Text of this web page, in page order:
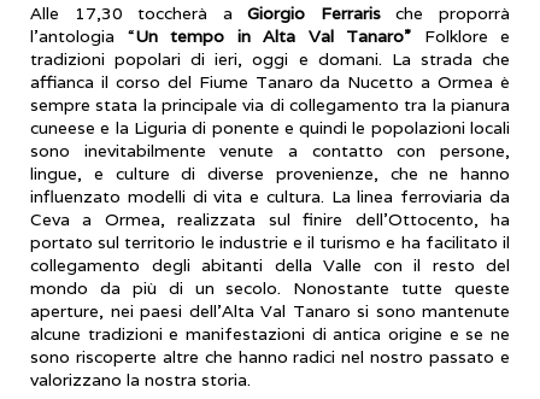
Alle 17,30 toccherà aGiorgio Ferrarische proporrà
l’antologia “Un tempo in Alta Val Tanaro” Folklore e
tradizioni popolari di ieri, oggi e domani. La strada che
affianca il corso del Fiume Tanaro da Nucetto a Ormea è
sempre stata la principale via di collegamento tra la pianura
cuneese e la Liguria di ponente e quindi le popolazioni locali
sono inevitabilmente venute a contatto con persone,
lingue, e culture di diverse provenienze, che ne hanno
influenzato modelli di vita e cultura. La linea ferroviaria da
Ceva a Ormea, realizzata sul finire dell’Ottocento, ha
portato sul territorio le industrie e il turismo e ha facilitato il
collegamento degli abitanti della Valle con il resto del
mondo da più di un secolo. Nonostante tutte queste
aperture, nei paesi dell’Alta Val Tanaro si sono mantenute
alcune tradizioni e manifestazioni di antica origine e se ne
sono riscoperte altre che hanno radici nel nostro passato e
valorizzano la nostra storia.